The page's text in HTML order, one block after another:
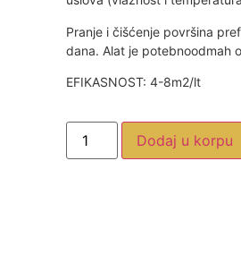
Pranje i čišćenje površina
dana. Alat je potebnoodmah
EFIKASNOST: 4-8m2/lt
Dodaj u korpu